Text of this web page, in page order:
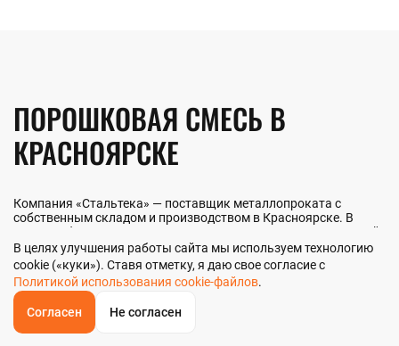
ОБРАТНЫЙЗВОНОК
ПОРОШКОВАЯ СМЕСЬ В
КРАСНОЯРСКЕ
Компания «Стальтека» — поставщик металлопроката с
собственным складом и производством в Красноярске. В
наличии более 130 видов металлопроката и 70 наименований
металлоизделий — черный, цветной и нержавеющий прокат
любых типоразмеров. Мы реализуем порошковую смесь как
оптом, так и в розницу прямо со склада из наличия или под
заказ. Контроль качества на всех этапах — от входного
анализа до отгрузки.
Главная
В целях улучшения работы сайта мы используем технологию
cookie («куки»). Ставя отметку, я даю свое согласие с
Политикой использования cookie-файлов.
Согласен Не согласен